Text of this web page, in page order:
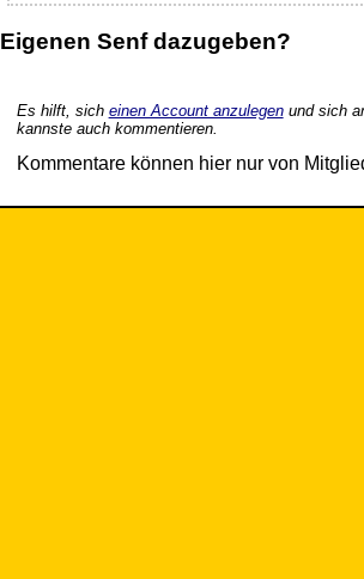
Eigenen Senf dazugeben?
Es hilft, sich einen Account anzulegenund sich
kannste auch kommentieren.
Kommentare können hier nur von